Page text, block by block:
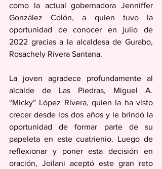
como la actual gobernadora Jenniffer
González Colón, a quien tuvo la
oportunidad de conocer en julio de
2022 gracias a la alcaldesa de Gurabo,
Rosachely Rivera Santana.
La joven agradece profundamente al
alcalde de Las Piedras, Miguel A.
“Micky” López Rivera, quien la ha visto
crecer desde los dos años y le brindó la
oportunidad de formar parte de su
papeleta en este cuatrienio. Luego de
reflexionar y poner esta decisión en
oración, Joilani aceptó este gran reto